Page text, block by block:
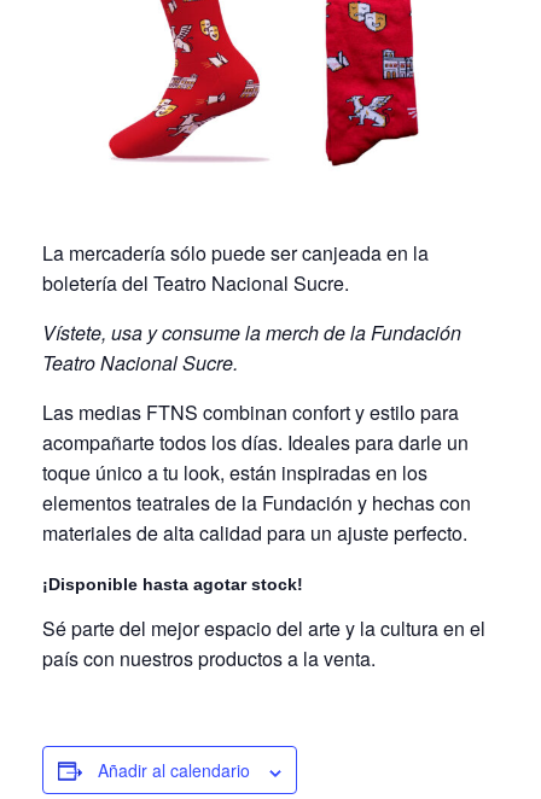
La mercadería sólo puede ser canjeada en la
boletería del Teatro Nacional Sucre.
Vístete, usa y consume la merch de la Fundación
Teatro Nacional Sucre.
Las medias FTNS combinan confort y estilo para
acompañarte todos los días. Ideales para darle un
toque único a tu look, están inspiradas en los
elementos teatrales de la Fundación y hechas con
materiales de alta calidad para un ajuste perfecto.
¡Disponible hasta agotar stock!
Sé parte del mejor espacio del arte y la cultura en el
país con nuestros productos a la venta.
Añadir al calendario